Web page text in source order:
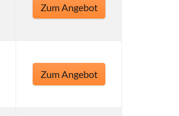
Zum Angebot
Zum Angebot